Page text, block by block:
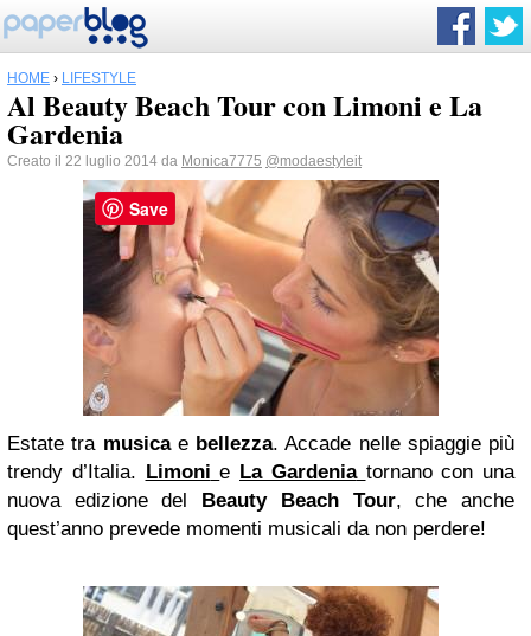
HOME › LIFESTYLE
Al Beauty Beach Tour con Limoni e La
Gardenia
Creato il 22 luglio 2014 da Monica7775 @modaestyleit
Estate tra musicae bellezza. Accade nelle spiaggie più
trendy d’Italia. Limoni e La Gardenia tornano con una
nuova edizione del Beauty Beach Tour, che anche
quest’anno prevede momenti musicali da non perdere!
Save